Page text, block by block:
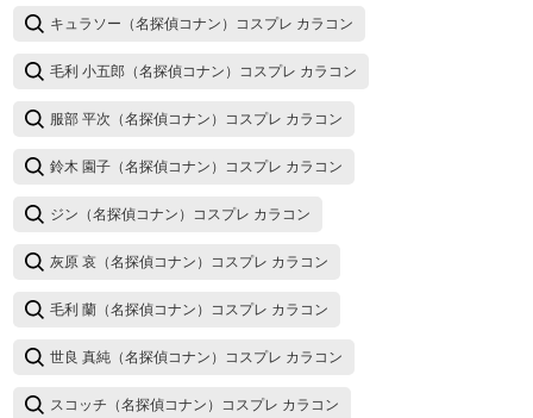
キュラソー（名探偵コナン）コスプレ カラコン
毛利 小五郎（名探偵コナン）コスプレ カラコン
服部 平次（名探偵コナン）コスプレ カラコン
鈴木 園子（名探偵コナン）コスプレ カラコン
ジン（名探偵コナン）コスプレ カラコン
灰原 哀（名探偵コナン）コスプレ カラコン
毛利 蘭（名探偵コナン）コスプレ カラコン
世良 真純（名探偵コナン）コスプレ カラコン
スコッチ（名探偵コナン）コスプレ カラコン